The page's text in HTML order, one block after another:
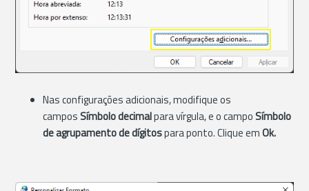
Nas configurações adicionais, modifique os
camposSímbolo decimalpara vírgula, e o campoSímbolo
de agrupamento de dígitospara ponto. Clique emOk.